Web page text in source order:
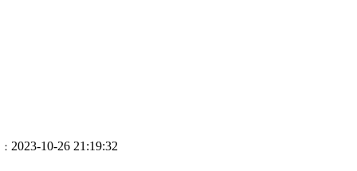
2023-10-26 21:19:32